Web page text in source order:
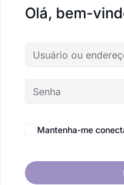
Olá, bem-
Mantenha-me